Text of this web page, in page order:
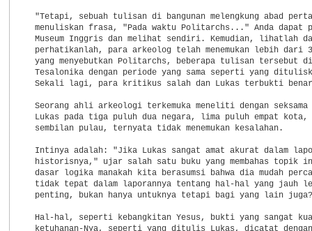
"Tetapi, sebuah tulisan di bangunan melengkung abad
menuliskan frasa, "Pada waktu Politarchs..." Anda dapat
Museum Inggris dan melihat sendiri. Kemudian, lihatlah
perhatikanlah, para arkeolog telah menemukan lebih dari
yang menyebutkan Politarchs, beberapa tulisan tersebut
Tesalonika dengan periode yang sama seperti yang
Sekali lagi, para kritikus salah dan Lukas terbukti
Seorang ahli arkeologi terkemuka meneliti dengan seksama
Lukas pada tiga puluh dua negara, lima puluh empat kota,
  sembilan pulau, ternyata tidak menemukan kesalahan.
Intinya adalah: "Jika Lukas sangat amat akurat dalam
historisnya," ujar salah satu buku yang membahas topik
dasar logika manakah kita berasumsi bahwa dia mudah
tidak tepat dalam laporannya tentang hal-hal yang jauh
penting, bukan hanya untuknya tetapi bagi yang lain
Hal-hal, seperti kebangkitan Yesus, bukti yang sangat
ketuhanan-Nya, seperti yang ditulis Lukas, dicatat